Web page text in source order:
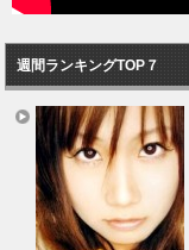
週間ランキングTOP７